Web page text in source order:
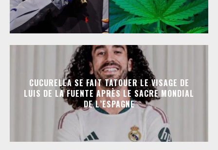
CUCURELLA SE FAIT TATOUER LE VISAGE DE
LUIS DE LA FUENTE APRÈS LE SACRE MONDIAL
DE L’ESPAGNE